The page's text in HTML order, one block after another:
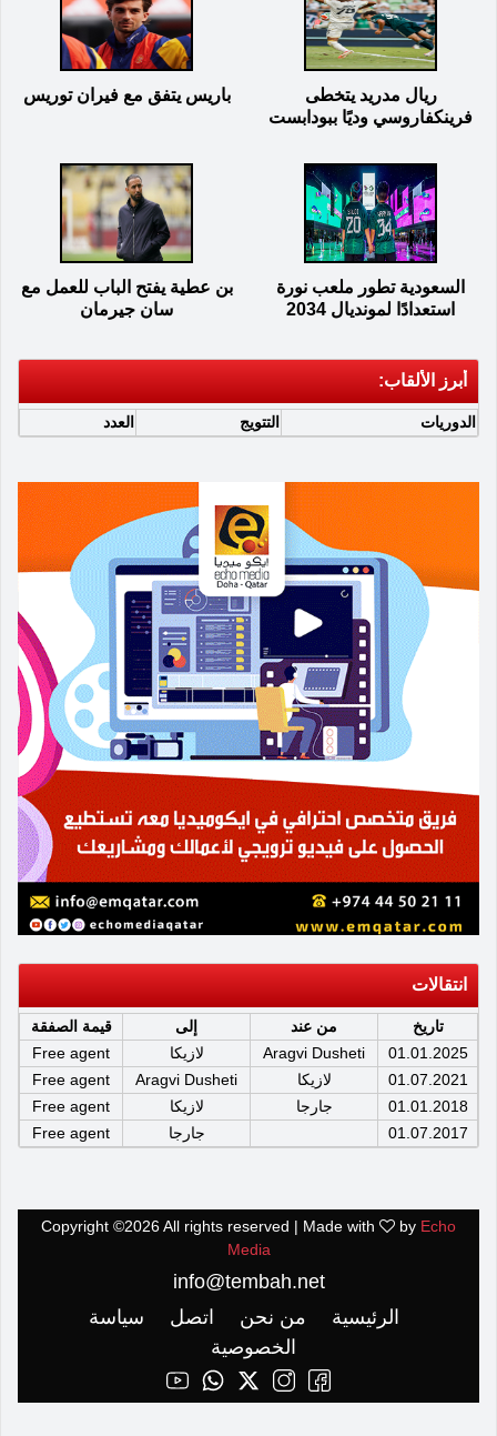
ريال مدريد يتخطى
فرينكفاروسي وديًا ببودابست
باريس يتفق مع فيران توريس
السعودية تطور ملعب نورة
استعدادًا لمونديال 2034
بن عطية يفتح الباب للعمل مع
سان جيرمان
أبرز الألقاب:
الدوريات التتويج العدد
انتقالات
تاريخ من عند إلى
قيمة الصفقة
01.01.2025
Aragvi Dusheti لازيكا
Free agent
01.07.2021
لازيكا Aragvi Dusheti
Free agent
01.01.2018
جارجا لازيكا
Free agent
01.07.2017
جارجا Free agent
Copyright ©2026 All rights reserved | Made with by Echo
Media
info@tembah.net
الرئيسية
من نحن اتصل
سياسة
الخصوصية